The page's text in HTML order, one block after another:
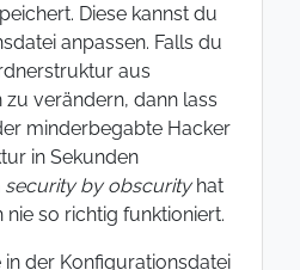
Diese kannst du
anpassen. Falls du
aus
verändern, dann lass
minderbegabte Hacker
in Sekunden
security by obscurityhat
nie so richtig funktioniert.
der Konfigurationsdatei